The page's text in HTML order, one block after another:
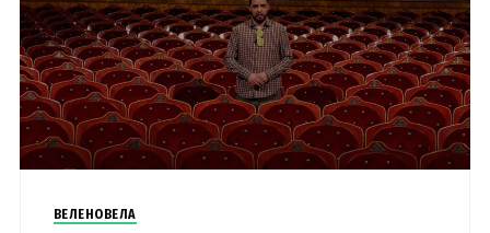
ВЕЛЕНОВЕЛА